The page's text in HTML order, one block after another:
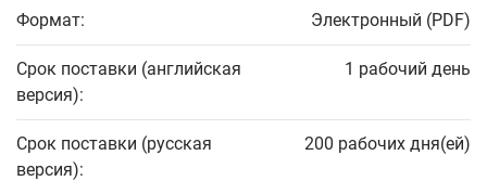
Формат: Электронный (PDF)
Срок поставки (английская
версия):
1 рабочий день
Срок поставки (русская
версия):
200 рабочих дня(ей)